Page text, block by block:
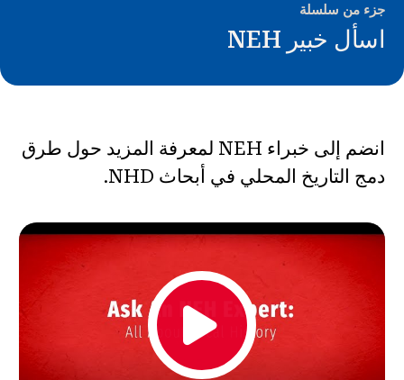
حول NHD ®
شارك
جزء من سلسلة
اسأل خبير NEH
انضم إلى خبراء NEH لمعرفة المزيد حول طرق
دمج التاريخ المحلي في أبحاث NHD.